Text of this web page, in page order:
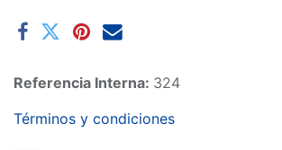
Referencia Interna: 324
Términos y condiciones